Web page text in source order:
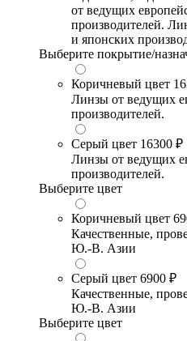
от ведущих
производителей.
и японских
Выберите покрытие/
Коричневый цвет
Линзы от ведущих
производителей.
Серый цвет 16300 ₽
Линзы от ведущих
производителей.
Выберите цвет
Коричневый цвет
Качественные,
Ю.-В. Азии
Серый цвет 6900 ₽
Качественные,
Ю.-В. Азии
Выберите цвет